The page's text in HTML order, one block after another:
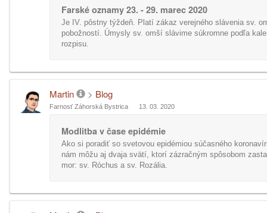
Farské oznamy 23. - 29. marec 2020
Je IV. pôstny týždeň. Platí zákaz verejného slávenia sv.
pobožností. Úmysly sv. omší slávime súkromne podľa
rozpisu.
Martin > Blog
Farnosť Záhorská Bystrica 13. 03. 2020
Modlitba v čase epidémie
Ako si poradiť so svetovou epidémiou súčasného
nám môžu aj dvaja svätí, ktorí zázračným spôsobom
mor: sv. Róchus a sv. Rozália.